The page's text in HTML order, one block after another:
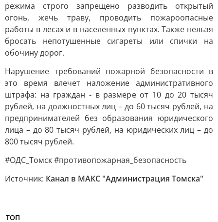
режима строго запрещено разводить открытый
огонь, жечь траву, проводить пожароопасные
работы в лесах и в населенных пунктах. Также нельзя
бросать непотушенные сигареты или спички на
обочину дорог.
Нарушение требований пожарной безопасности в
это время влечет наложение административного
штрафа: на граждан - в размере от 10 до 20 тысяч
рублей, на должностных лиц – до 60 тысяч рублей, на
предпринимателей без образования юридического
лица – до 80 тысяч рублей, на юридических лиц – до
800 тысяч рублей.
#ОДС_Томск #противопожарная_безопасность
Источник: Канал в МАКС "Администрация Томска"
ТОП